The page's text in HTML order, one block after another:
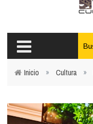
Inicio » Cultura »